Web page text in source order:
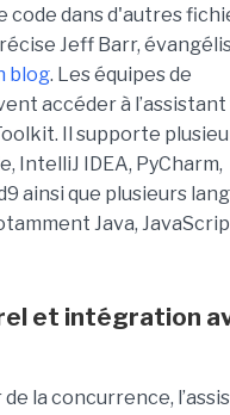
code dans d'autres
Jeff Barr,
blog. Les équipes de
accéder à l’assistant
Il supporte
IntelliJ IDEA, PyCharm,
ainsi que plusieurs
Java,
et intégration
de la concurrence,